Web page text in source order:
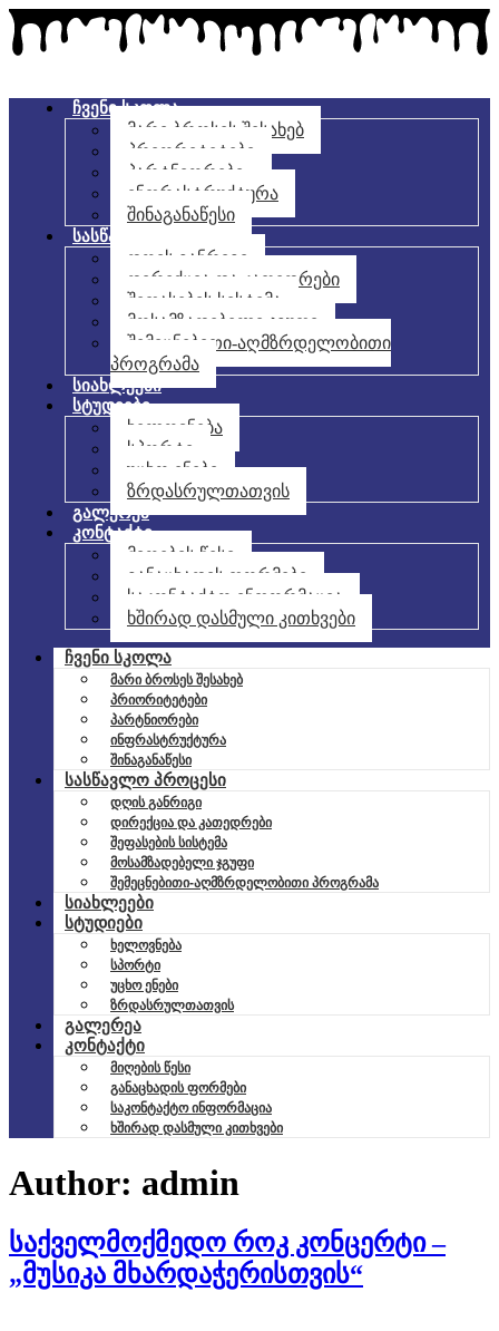
ჩვენი სკოლა
მარი ბროსეს შესახებ
პრიორიტეტები
პარტნიორები
ინფრასტრუქტურა
შინაგანაწესი
სასწავლო პროცესი
დღის განრიგი
დირექცია და კათედრები
შეფასების სისტემა
მოსამზადებელი ჯგუფი
შემეცნებითი-აღმზრდელობითი
პროგრამა
სიახლეები
სტუდიები
ხელოვნება
სპორტი
უცხო ენები
ზრდასრულთათვის
გალერეა
კონტაქტი
მიღების წესი
განაცხადის ფორმები
საკონტაქტო ინფორმაცია
ხშირად დასმული კითხვები
ჩვენი სკოლა
მარი ბროსეს შესახებ
პრიორიტეტები
პარტნიორები
ინფრასტრუქტურა
შინაგანაწესი
სასწავლო პროცესი
დღის განრიგი
დირექცია და კათედრები
შეფასების სისტემა
მოსამზადებელი ჯგუფი
შემეცნებითი-აღმზრდელობითი პროგრამა
სიახლეები
სტუდიები
ხელოვნება
სპორტი
უცხო ენები
ზრდასრულთათვის
გალერეა
კონტაქტი
მიღების წესი
განაცხადის ფორმები
საკონტაქტო ინფორმაცია
ხშირად დასმული კითხვები
Author: admin
საქველმოქმედო როკ კონცერტი –
„მუსიკა მხარდაჭერისთვის“